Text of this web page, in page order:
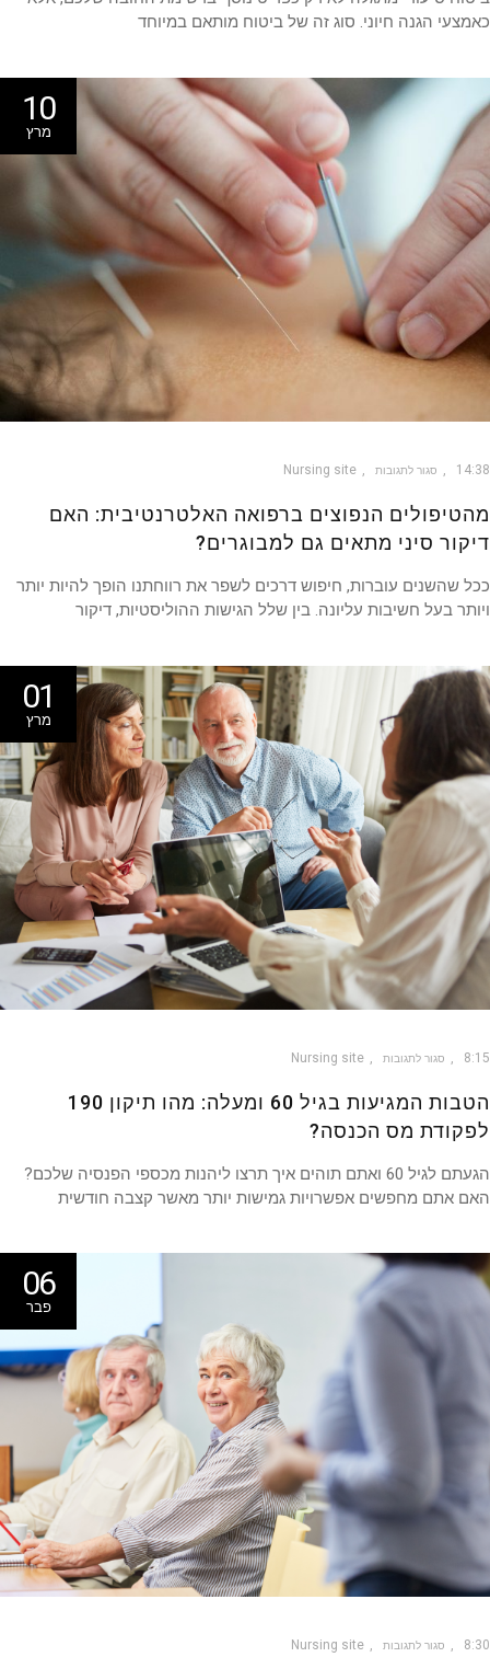
הגנה חיוני. סוג זה של ביטוח מותאם במיוחד
10
מרץ
סגור לתגובות Nursing site
הנפוצים ברפואה האלטרנטיבית: האם
סיני מתאים גם למבוגרים?
שהשנים עוברות, חיפוש דרכים לשפר את רווחתנו הופך להיות יותר
בעל חשיבות עליונה. בין שלל הגישות ההוליסטיות, דיקור
01
מרץ
סגור לתגובות Nursing site
הטבות המגיעות בגיל 60 ומעלה: מהו תיקון 190
מס הכנסה?
הגעתם לגיל 60 ואתם תוהים איך תרצו ליהנות מכספי הפנסיה שלכם?
אתם מחפשים אפשרויות גמישות יותר מאשר קצבה חודשית
06
פבר
סגור לתגובות Nursing site